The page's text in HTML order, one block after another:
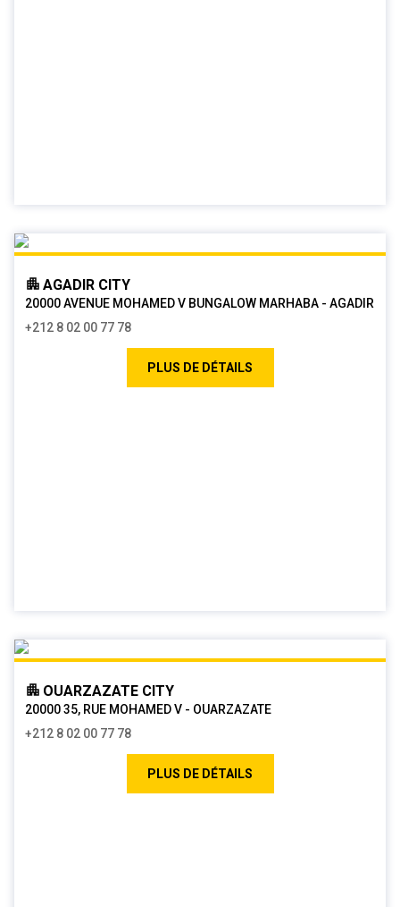
AGADIR CITY
20000 AVENUE MOHAMED V BUNGALOW MARHABA - AGADIR
+212 8 02 00 77 78
PLUS DE DÉTAILS
OUARZAZATE CITY
20000 35, RUE MOHAMED V - OUARZAZATE
+212 8 02 00 77 78
PLUS DE DÉTAILS